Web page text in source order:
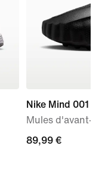
Nike Mind 001
Mules d'avant-
89,99 €
89,99 €